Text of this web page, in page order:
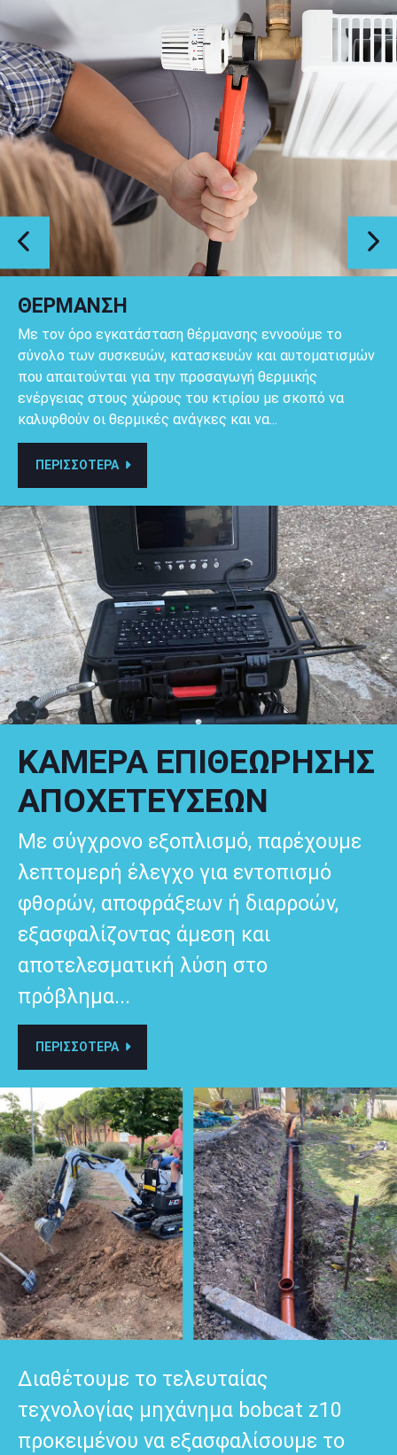
ΘΕΡΜΑΝΣΗ
Με τον όρο εγκατάσταση θέρμανσης εννοούμε το
σύνολο των συσκευών, κατασκευών και αυτοματισμών
που απαιτούνται για την προσαγωγή θερμικής
ενέργειας στους χώρους του κτιρίου με σκοπό να
καλυφθούν οι θερμικές ανάγκες και να...
ΠΕΡΙΣΣΟΤΕΡΑ
ΚΑΜΕΡΑ ΕΠΙΘΕΩΡΗΣΗΣ
ΑΠΟΧΕΤΕΥΣΕΩΝ
Με σύγχρονο εξοπλισμό, παρέχουμε
λεπτομερή έλεγχο για εντοπισμό
φθορών, αποφράξεων ή διαρροών,
εξασφαλίζοντας άμεση και
αποτελεσματική λύση στο
πρόβλημα...
ΠΕΡΙΣΣΟΤΕΡΑ
Διαθέτουμε το τελευταίας
τεχνολογίας μηχάνημα bobcat z10
προκειμένου να εξασφαλίσουμε το